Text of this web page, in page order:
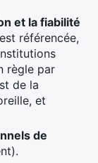
et la fiabilité
référencée,
règle par
de la
et
de